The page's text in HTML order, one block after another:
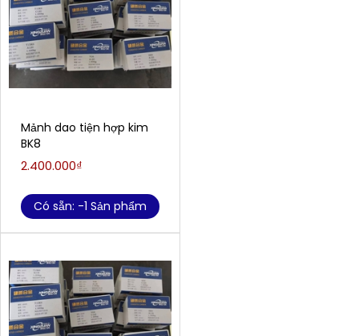
Mảnh dao tiện hợp kim
BK8
2.400.000₫
Có sẵn: -1 Sản phẩm